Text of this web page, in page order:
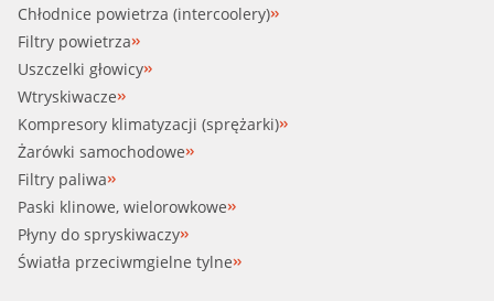
Chłodnice powietrza (intercoolery)
Filtry powietrza
Uszczelki głowicy
Wtryskiwacze
Kompresory klimatyzacji (sprężarki)
Żarówki samochodowe
Filtry paliwa
Paski klinowe, wielorowkowe
Płyny do spryskiwaczy
Światła przeciwmgielne tylne